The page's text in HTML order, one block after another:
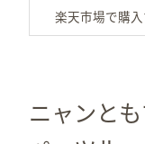
ニャンと